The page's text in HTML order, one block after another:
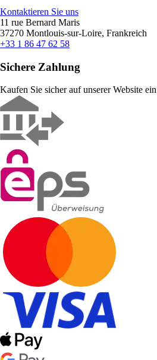
Kontaktieren Sie uns
11 rue Bernard Maris
37270 Montlouis-sur-Loire, Frankreich
+33 1 86 47 62 58
Sichere Zahlung
Kaufen Sie sicher auf unserer Website ein